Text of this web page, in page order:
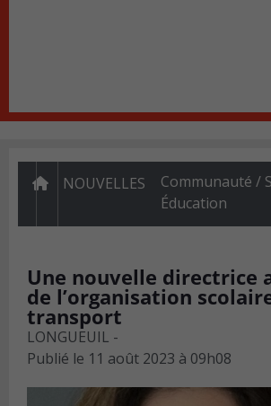
NOUVELLES Communauté /
Éducation
Une nouvelle directrice
de l’organisation
transport
LONGUEUIL -
Publié le 11 août 2023 à 09h08